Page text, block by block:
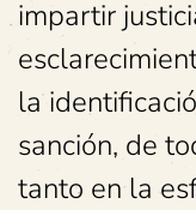
impartir
la
sanción, de
tanto en la